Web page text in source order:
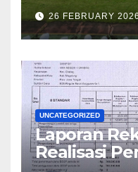
26 FEBRUARY
UNCATEGORIZED
Laporan
Realisasi